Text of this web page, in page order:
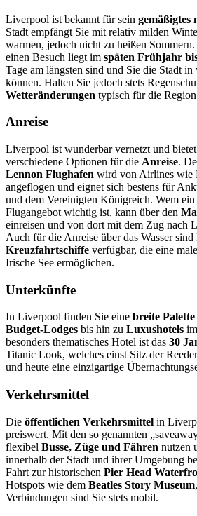
Liverpool ist bekannt für sein gemäßigtes
Stadt empfängt Sie mit relativ milden
warmen, jedoch nicht zu heißen
einen Besuch liegt im späten Frühjahr
Tage am längsten sind und Sie die Stadt
können. Halten Sie jedoch stets
Wetteränderungen typisch für die
Anreise
Liverpool ist wunderbar vernetzt und
verschiedene Optionen für die Anreise.
Lennon Flughafen wird von Airlines wie
angeflogen und eignet sich bestens für
und dem Vereinigten Königreich. Wem ein
Flugangebot wichtig ist, kann über den
einreisen und von dort mit dem Zug nach
Auch für die Anreise über das Wasser
Kreuzfahrtschiffe verfügbar, die eine
Irische See ermöglichen.
Unterkünfte
In Liverpool finden Sie eine breite
Budget-Lodges bis hin zu Luxushotels
besonders thematisches Hotel ist das 30
Titanic Look, welches einst Sitz der
und heute eine einzigartige
Verkehrsmittel
Die öffentlichen Verkehrsmittel in
preiswert. Mit den so genannten
flexibel Busse, Züge und Fähren nutzen
innerhalb der Stadt und ihrer Umgebung
Fahrt zur historischen Pier Head
Hotspots wie dem Beatles Story Museum
Verbindungen sind Sie stets mobil.